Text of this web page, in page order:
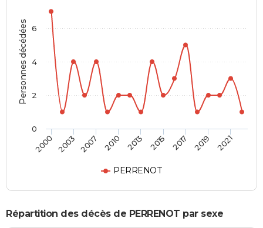
Personnes décédées
PERRENOT
2000 2003 2007 2010 2013 2015 2017 2019 2021
0
2
4
6
Répartition des décès de PERRENOT par sexe